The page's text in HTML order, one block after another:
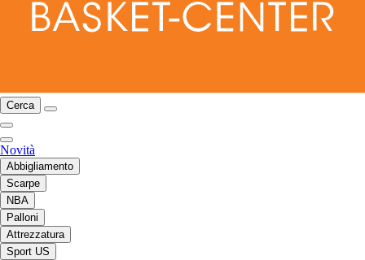
Cerca
Novità
Abbigliamento
Scarpe
NBA
Palloni
Attrezzatura
Sport US